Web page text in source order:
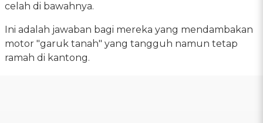
celah di bawahnya.
Ini adalah jawaban bagi mereka yang mendambakan
motor "garuk tanah" yang tangguh namun tetap
ramah di kantong.